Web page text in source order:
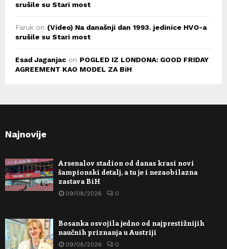
srušile su Stari most
Faruk on (Video) Na današnji dan 1993. jedinice HVO-a
srušile su Stari most
Esad Jaganjac on POGLED IZ LONDONA: GOOD FRIDAY
AGREEMENT KAO MODEL ZA BiH
Najnovije
Arsenalov stadion od danas krasi novi
šampionski detalj, a tu je i nezaobilazna
zastava BiH
09/08/2026 0
Bosanka osvojila jedno od najprestižnijih
naučnih priznanja u Austriji
09/08/2026 0